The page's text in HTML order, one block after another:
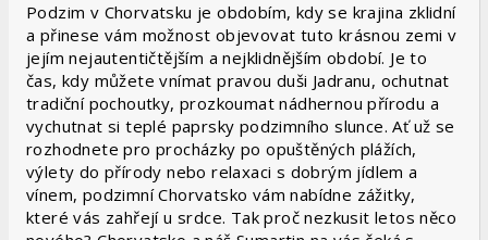
Podzim v Chorvatsku je obdobím, kdy se krajina zklidní
a přinese vám možnost objevovat tuto krásnou zemi v
jejím nejautentičtějším a nejklidnějším období. Je to
čas, kdy můžete vnímat pravou duši Jadranu, ochutnat
tradiční pochoutky, prozkoumat nádhernou přírodu a
vychutnat si teplé paprsky podzimního slunce. Ať už se
rozhodnete pro procházky po opuštěných plážích,
výlety do přírody nebo relaxaci s dobrým jídlem a
vínem, podzimní Chorvatsko vám nabídne zážitky,
které vás zahřejí u srdce. Tak proč nezkusit letos něco